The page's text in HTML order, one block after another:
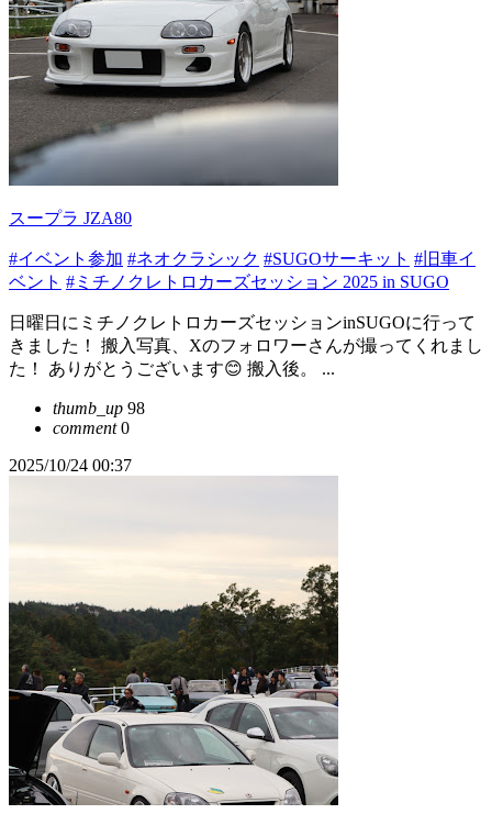
スープラ JZA80
#イベント参加 #ネオクラシック #SUGOサーキット #旧車イ
ベント #ミチノクレトロカーズセッション 2025 in SUGO
日曜日にミチノクレトロカーズセッションinSUGOに行って
きました！ 搬入写真、Xのフォロワーさんが撮ってくれまし
た！ ありがとうございます😊 搬入後。 ...
thumb_up 98
comment0
2025/10/24 00:37